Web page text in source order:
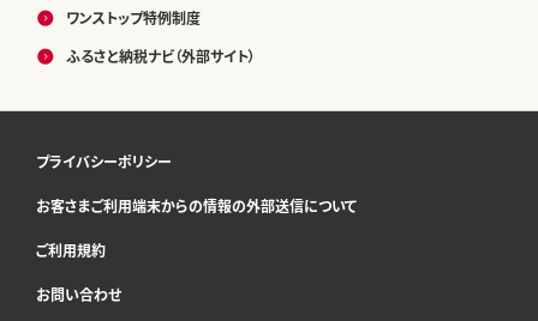
ワンストップ特例制度
ふるさと納税ナビ（外部サイト）
プライバシーポリシー
お客さまご利用端末からの情報の外部送信について
ご利用規約
お問い合わせ